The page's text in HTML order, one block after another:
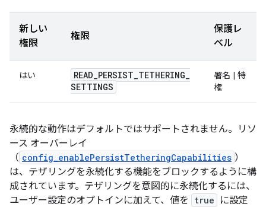
新しい
権限
権限
保護レ
ベル
はい READ_PERSIST_TETHERING_
SETTINGS
署名 | 特
権
永続的な動作はデフォルトではサポートされません。
リソ
ース オーバーレイ
（ config_enablePersistTetheringCapabilities ）
は、テザリングを永続化する機能をブロックするように構
成されています。テザリングを意図的に永続化するには、
ユーザー設定のオプトインに加えて、値を
true
に設定